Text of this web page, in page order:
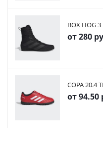
BOX HOG 3
от280
COPA 20.4
от94.50